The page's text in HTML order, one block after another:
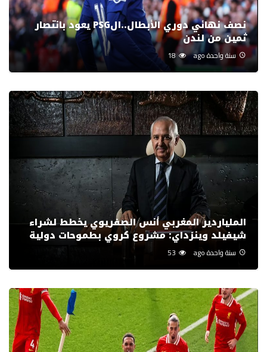
نصف نهائي دوري الأبطال..الPSG يعود بانتصار
ثمين من لندن
سنة واحدة ago 18
الملياردير المغربي أنس الصفريوي يخطط لشراء
شيفيلد وينزداي: مشروع كروي بطموحات دولية
سنة واحدة ago 53